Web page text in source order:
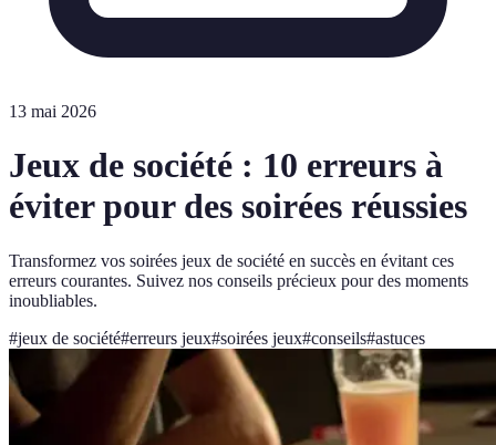
13 mai 2026
Jeux de société : 10 erreurs à
éviter pour des soirées réussies
Transformez vos soirées jeux de société en succès en évitant ces
erreurs courantes. Suivez nos conseils précieux pour des moments
inoubliables.
#jeux de société#erreurs jeux#soirées jeux#conseils#astuces